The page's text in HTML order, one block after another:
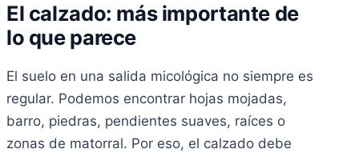
El calzado: más importante de
lo que parece
El suelo en una salida micológica no siempre es
regular. Podemos encontrar hojas mojadas,
barro, piedras, pendientes suaves, raíces o
zonas de matorral. Por eso, el calzado debe